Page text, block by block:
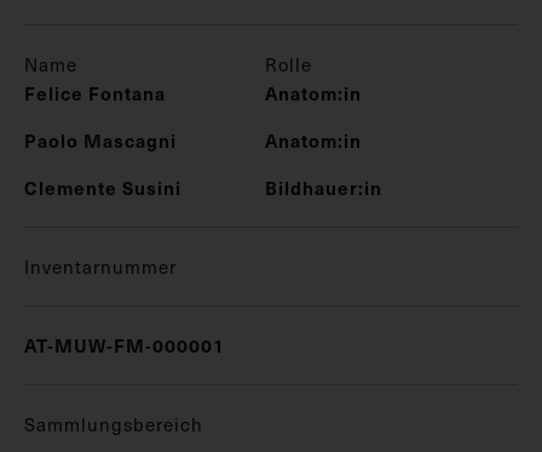
Name Rolle
Felice Fontana
Anatom:in
Paolo Mascagni
Anatom:in
Clemente Susini
Bildhauer:in
Inventarnummer
AT-MUW-FM-000001
Sammlungsbereich